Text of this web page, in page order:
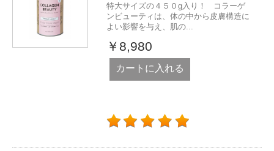
特大サイズの４５０g入り！ コラーゲ
ンビューティは、体の中から皮膚構造に
よい影響を与え、肌の...
￥8,980
カートに入れる